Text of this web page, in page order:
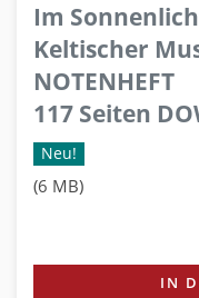
Im
Keltischer
NOTENHEFT
117 Seiten
Neu!
(6 MB)
IN